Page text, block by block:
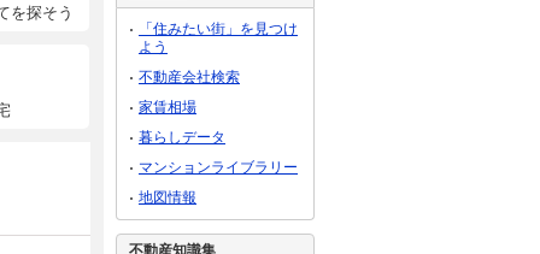
を探そう
「住みたい街」を見つけ
よう
不動産会社検索
家賃相場
暮らしデータ
マンションライブラリー
地図情報
不動産知識集